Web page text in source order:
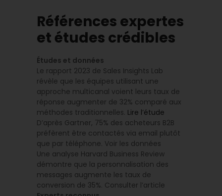
Références expertes
et études crédibles
Études et données
Le rapport 2023 de Sales Insights Lab
révèle que les équipes utilisant une
approche multicanal voient leurs taux de
réponse augmenter de 32% comparé aux
méthodes traditionnelles. Lire l’étude
D’après Gartner, 75% des acheteurs B2B
préfèrent être contactés via email plutôt
que par téléphone. Voir les données
Une analyse Harvard Business Review
démontre que la personnalisation des
messages augmente les taux de
conversion de 35%. Consulter l’article